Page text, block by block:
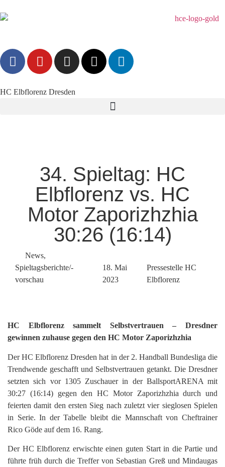
HC Elbflorenz Dresden
34. Spieltag: HC
Elbflorenz vs. HC
Motor Zaporizhzhia
30:26 (16:14)
News,
Spieltagsberichte/-
vorschau
18. Mai
2023
Pressestelle HC
Elbflorenz
HC Elbflorenz sammelt Selbstvertrauen – Dresdner
gewinnen zuhause gegen den HC Motor Zaporizhzhia
Der HC Elbflorenz Dresden hat in der 2. Handball Bundesliga die
Trendwende geschafft und Selbstvertrauen getankt. Die Dresdner
setzten sich vor 1305 Zuschauer in der BallsportARENA mit
30:27 (16:14) gegen den HC Motor Zaporizhzhia durch und
feierten damit den ersten Sieg nach zuletzt vier sieglosen Spielen
in Serie. In der Tabelle bleibt die Mannschaft von Cheftrainer
Rico Göde auf dem 16. Rang.
Der HC Elbflorenz erwischte einen guten Start in die Partie und
führte früh durch die Treffer von Sebastian Greß und Mindaugas